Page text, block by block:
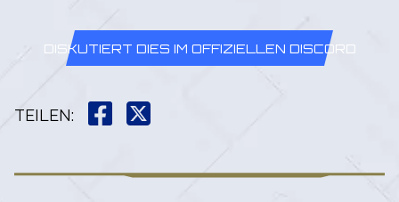
DISKUTIERT DIES IM OFFIZIELLEN DISCORD
TEILEN: